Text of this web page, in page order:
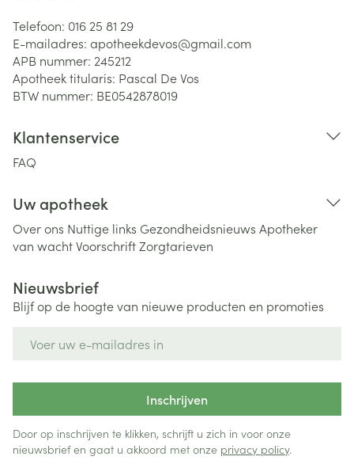
Telefoon: 016 25 81 29
E-mailadres: apotheekdevos@gmail.com
APB nummer: 245212
Apotheek titularis: Pascal De Vos
BTW nummer: BE0542878019
Klantenservice
FAQ
Uw apotheek
Over ons Nuttige links Gezondheidsnieuws Apotheker
van wachtVoorschriftZorgtarieven
Nieuwsbrief
Blijf op de hoogte van nieuwe producten en promoties
Inschrijven
Door op inschrijven te klikken, schrijft u zich in voor onze
nieuwsbrief en gaat u akkoord met onze privacy policy.